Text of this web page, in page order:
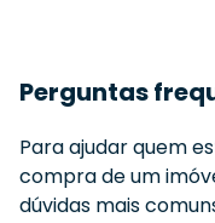
Perguntas
Para ajudar quem
compra de um
dúvidas mais